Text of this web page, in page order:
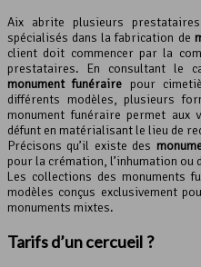
Aix abrite plusieurs
spécialisés dans la fabrication de
client doit commencer par la
prestataires. En consultant le
monument funéraire pour
différents modèles, plusieurs
monument funéraire permet aux
défunt en matérialisant le lieu de
Précisons qu’il existe des
pour la crémation, l’inhumation ou
Les collections des monuments
modèles conçus exclusivement
monuments mixtes.
Tarifs d’un cercueil ?